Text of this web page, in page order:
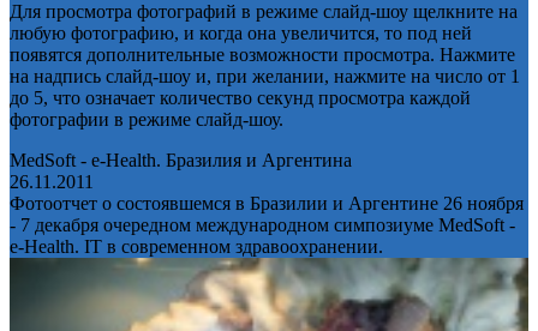
Для просмотра фотографий в режиме слайд-шоу щелкните на
любую фотографию, и когда она увеличится, то под ней
появятся дополнительные возможности просмотра. Нажмите
на надпись слайд-шоу и, при желании, нажмите на число от 1
до 5, что означает количество секунд просмотра каждой
фотографии в режиме слайд-шоу.
MedSoft - e-Health. Бразилия и Аргентина
26.11.2011
Фотоотчет о состоявшемся в Бразилии и Аргентине 26 ноября
- 7 декабря очередном международном симпозиуме MedSoft -
e-Health. IT в современном здравоохранении.